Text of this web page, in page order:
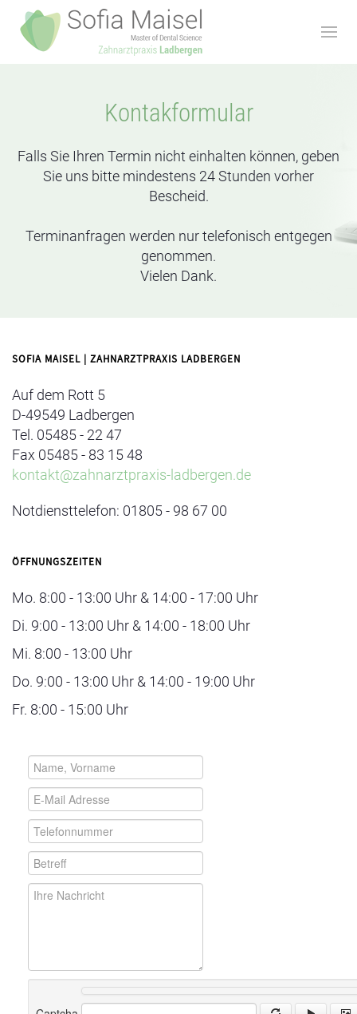
Kontakformular
Falls Sie Ihren Termin nicht einhalten können, geben
Sie uns bitte mindestens 24 Stunden vorher
Bescheid.
Terminanfragen werden nur telefonisch entgegen
genommen.
Vielen Dank.
SOFIA MAISEL | ZAHNARZTPRAXIS LADBERGEN
Auf dem Rott 5
D-49549 Ladbergen
Tel. 05485 - 22 47
Fax 05485 - 83 15 48
kontakt@zahnarztpraxis-ladbergen.de
Notdiensttelefon: 01805 - 98 67 00
ÖFFNUNGSZEITEN
Mo. 8:00 - 13:00 Uhr & 14:00 - 17:00 Uhr
Di. 9:00 - 13:00 Uhr & 14:00 - 18:00 Uhr
Mi. 8:00 - 13:00 Uhr
Do. 9:00 - 13:00 Uhr & 14:00 - 19:00 Uhr
Fr. 8:00 - 15:00 Uhr